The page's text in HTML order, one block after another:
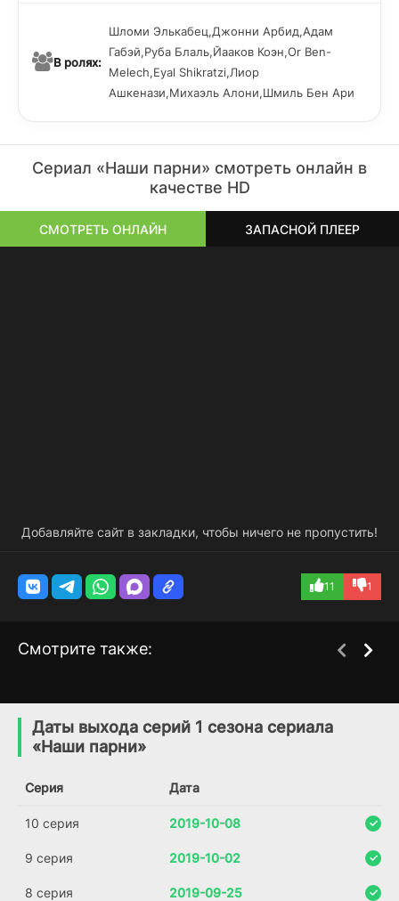
В ролях:
Шломи Элькабец,Джонни Арбид,Адам
Габэй,Руба Блаль,Йааков Коэн,Or Ben-
Melech,Eyal Shikratzi,Лиор
Ашкенази,Михаэль Алони,Шмиль Бен Ари
Сериал «Наши парни» смотреть онлайн в
качестве HD
СМОТРЕТЬ ОНЛАЙН ЗАПАСНОЙ ПЛЕЕР
Добавляйте сайт в закладки, чтобы ничего не пропустить!
11 1
Смотрите также:
7.3
Даты выхода серий 1 сезона сериала
«Наши парни»
Серия Дата
10 серия 2019-10-08
9 серия 2019-10-02
8 серия 2019-09-25